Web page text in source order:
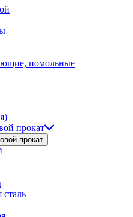
помольные
прокат
прокат
сталь